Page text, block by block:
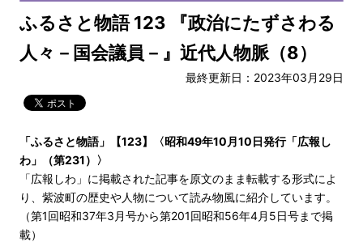
ふるさと物語 123 『政治にたずさわる
人々－国会議員－』近代人物脈（8）
最終更新日：2023年03月29日
「ふるさと物語」【123】〈昭和49年10月10日発行「広報し
わ」（第231）〉
「広報しわ」に掲載された記事を原文のまま転載する形式によ
り、紫波町の歴史や人物について読み物風に紹介しています。
（第1回昭和37年3月号から第201回昭和56年4月5日号まで掲
載）